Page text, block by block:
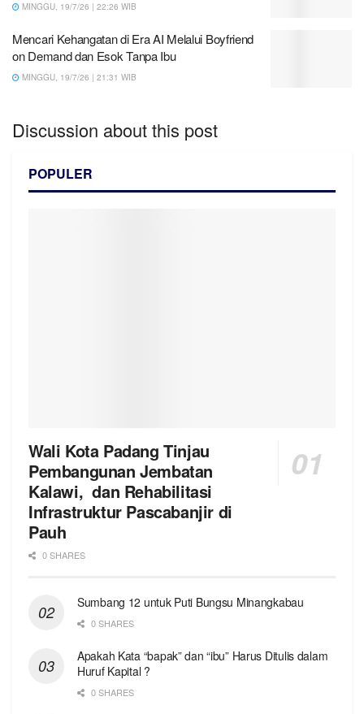
MINGGU, 19/7/26 | 22:26 WIB
Mencari Kehangatan di Era AI Melalui Boyfriend
on Demand dan Esok Tanpa Ibu
MINGGU, 19/7/26 | 21:31 WIB
Discussion about this post
POPULER
Wali Kota Padang Tinjau
Pembangunan Jembatan
Kalawi, dan Rehabilitasi
Infrastruktur Pascabanjir di
Pauh
0 SHARES
Sumbang 12 untuk Puti Bungsu Minangkabau
0 SHARES
Apakah Kata “bapak” dan “ibu” Harus Ditulis dalam
Huruf Kapital ?
0 SHARES